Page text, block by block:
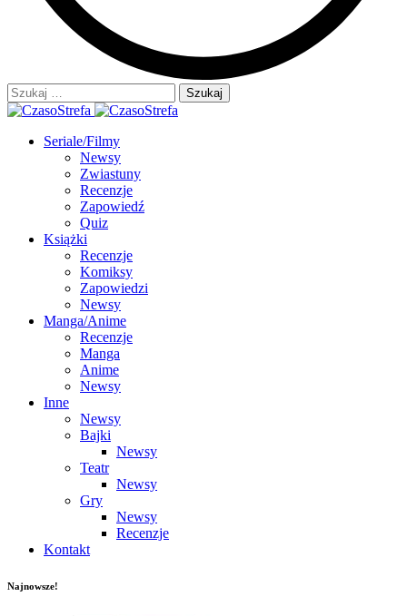
Szukaj:
Seriale/Filmy
Newsy
Zwiastuny
Recenzje
Zapowiedź
Quiz
Książki
Recenzje
Komiksy
Zapowiedzi
Newsy
Manga/Anime
Recenzje
Manga
Anime
Newsy
Inne
Newsy
Bajki
Newsy
Teatr
Newsy
Gry
Newsy
Recenzje
Kontakt
Najnowsze!